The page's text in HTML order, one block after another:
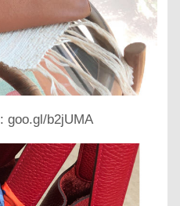
goo.gl/b2jUMA